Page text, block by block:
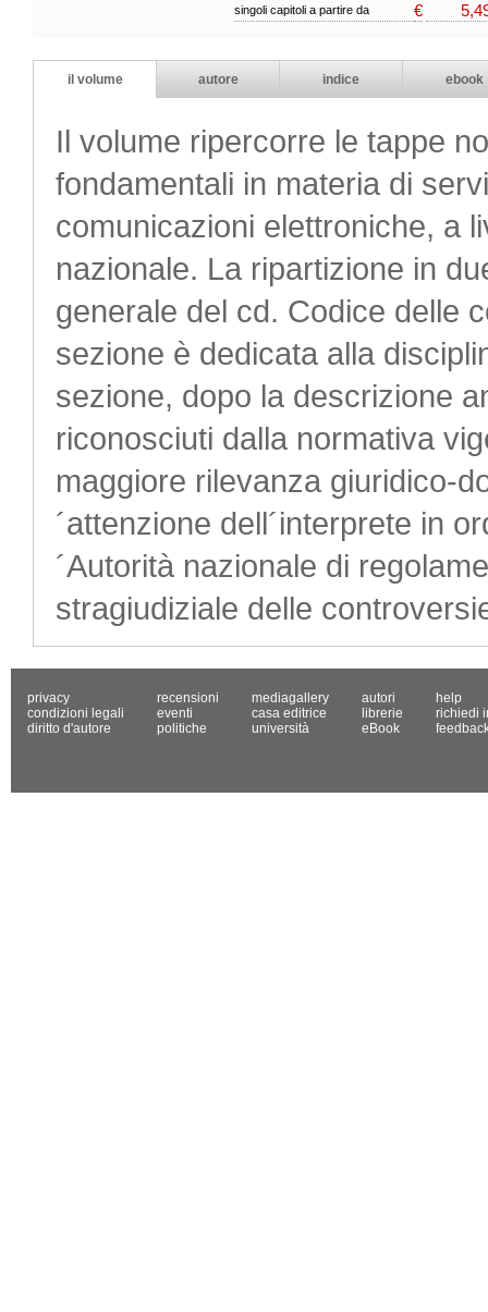
singoli capitoli a partire da €
il volume autore indice ebook
Il volume ripercorre le tappe
fondamentali in materia di
comunicazioni elettroniche, a
nazionale. La ripartizione in
generale del cd. Codice delle
sezione è dedicata alla
sezione, dopo la descrizione
riconosciuti dalla normativa
maggiore rilevanza giuridico-
´attenzione dell´interprete in
´Autorità nazionale di
stragiudiziale delle
privacy
condizioni legali
diritto d'autore
recensioni
eventi
politiche
mediagallery
casa editrice
università
autori
librerie
eBook
help
richiedi